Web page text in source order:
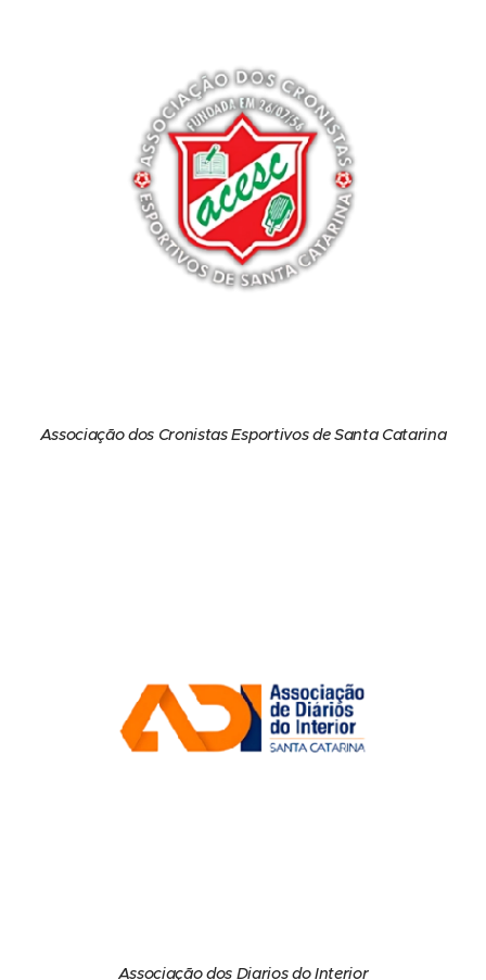
Associação dos Cronistas Esportivos de Santa Catarina
Associação dos Diarios do Interior